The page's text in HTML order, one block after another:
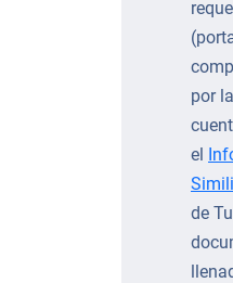
por
el
de